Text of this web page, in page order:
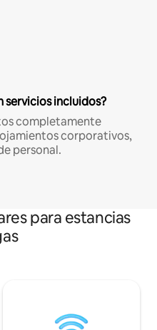
servicios incluidos?
completamente
corporativos,
personal.
para estancias